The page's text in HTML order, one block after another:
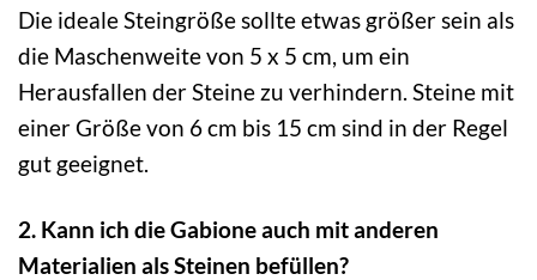
Die ideale Steingröße sollte etwas größer sein als
die Maschenweite von 5 x 5 cm, um ein
Herausfallen der Steine zu verhindern. Steine mit
einer Größe von 6 cm bis 15 cm sind in der Regel
gut geeignet.
2. Kann ich die Gabione auch mit anderen
Materialien als Steinen befüllen?